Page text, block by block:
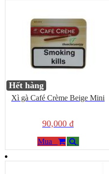
Hết hàng
Xì gà Café Crème Beige Mini
90,000 đ
Mua